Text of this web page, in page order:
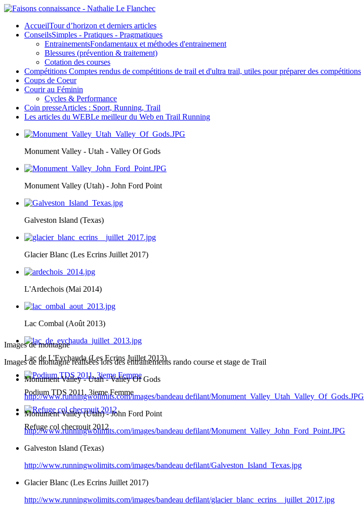
AccueilTour d’horizon et derniers articles
ConseilsSimples - Pratiques - Pragmatiques
EntrainementsFondamentaux et méthodes d'entrainement
Blessures (prévention & traitement)
Cotation des courses
Compétitions Comptes rendus de compétitions de trail et d'ultra trail, utiles pour préparer des compétitions
Coups de Coeur
Courir au Féminin
Cycles & Performance
Coin presseArticles : Sport, Running, Trail
Les articles du WEBLe meilleur du Web en Trail Running
Monument Valley - Utah - Valley Of Gods
Monument Valley (Utah) - John Ford Point
Galveston Island (Texas)
Glacier Blanc (Les Ecrins Juillet 2017)
L'Ardechois (Mai 2014)
Lac Combal (Août 2013)
Lac de L'Eychauda (Les Ecrins Juillet 2013)
Podium TDS 2011. 3ieme Femme
Refuge col checrouit 2012
Images de montagne
Images de montagne réalisées lors des entrainements rando course et stage de Trail
Monument Valley - Utah - Valley Of Gods
http://www.runningwolimits.com/images/bandeau defilant/Monument_Valley_Utah_Valley_Of_Gods.JPG
Monument Valley (Utah) - John Ford Point
http://www.runningwolimits.com/images/bandeau defilant/Monument_Valley_John_Ford_Point.JPG
Galveston Island (Texas)
http://www.runningwolimits.com/images/bandeau defilant/Galveston_Island_Texas.jpg
Glacier Blanc (Les Ecrins Juillet 2017)
http://www.runningwolimits.com/images/bandeau defilant/glacier_blanc_ecrins__juillet_2017.jpg